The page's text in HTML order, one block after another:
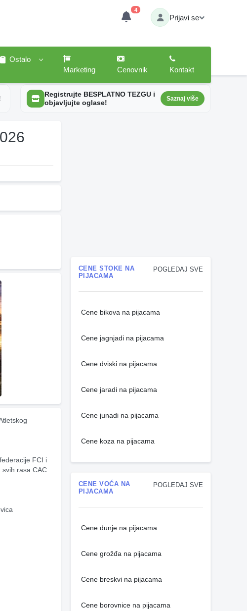
4
Prijavi se
Ostalo
Marketing
Cenovnik Kontakt
Registrujte BESPLATNO TEZGU i
objavljujte oglase!
Saznaj više
svih rasa CAC
POGLEDAJ SVE
CENE STOKE NA
PIJACAMA
Cene bikova na pijacama
Cene jagnjadi na pijacama
Cene dviski na pijacama
Cene jaradi na pijacama
Cene junadi na pijacama
Cene koza na pijacama
POGLEDAJ SVE
CENE VOĆA NA
PIJACAMA
Cene dunje na pijacama
Cene grožđa na pijacama
Cene breskvi na pijacama
Cene borovnice na pijacama